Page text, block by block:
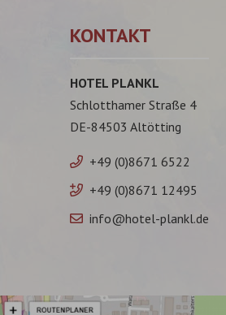
KONTAKT
HOTEL PLANKL
Schlotthamer Straße 4
DE-84503 Altötting
+49 (0)8671 6522
+49 (0)8671 12495
info@hotel-plankl.de